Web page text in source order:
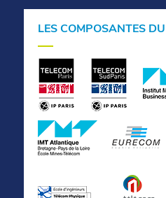
LES COMPOSANTES